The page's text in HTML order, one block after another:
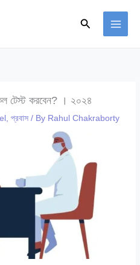
Search
টেস্ট করবেন? । ২০২৪
,প্রবাস / By Rahul Chakraborty